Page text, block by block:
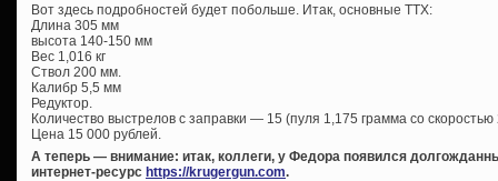
Вот здесь подробностей будет побольше. Итак, основные ТТХ:
Длина 305 мм
высота 140-150 мм
Вес 1,016 кг
Ствол 200 мм.
Калибр 5,5 мм
Редуктор.
Количество выстрелов с заправки — 15 (пуля 1,175 грамма со скоростью
Цена 15 000 рублей.
А теперь — внимание: итак, коллеги, у Федора появился
интернет-ресурс https://krugergun.com.